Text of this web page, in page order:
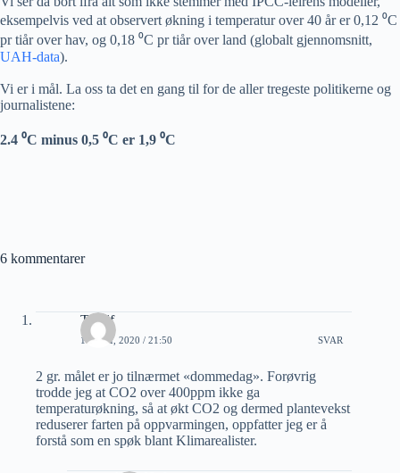
eksempelvis ved at observert økning i temperatur over 40 år er 0,12 ⁰C
pr tiår over hav, og 0,18 ⁰C pr tiår over land (globalt gjennomsnitt,
UAH-data).
Vi er i mål. La oss ta det en gang til for de aller tregeste politikerne og
journalistene:
2.4 ⁰C minus 0,5 ⁰C er 1,9 ⁰C
6 kommentarer
Toralf
18 MAI, 2020 / 21:50 SVAR
2 gr. målet er jo tilnærmet «dommedag». Forøvrig
trodde jeg at CO2 over 400ppm ikke ga
temperaturøkning, så at økt CO2 og dermed plantevekst
reduserer farten på oppvarmingen, oppfatter jeg er å
forstå som en spøk blant Klimarealister.